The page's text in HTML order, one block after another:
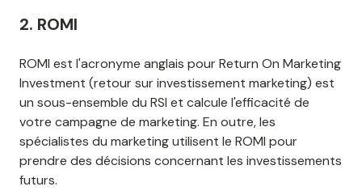
2. ROMI
ROMI est l'acronyme anglais pour Return On Marketing
Investment (retour sur investissement marketing) est
un sous-ensemble du RSI et calcule l'efficacité de
votre campagne de marketing. En outre, les
spécialistes du marketing utilisent le ROMI pour
prendre des décisions concernant les investissements
futurs.